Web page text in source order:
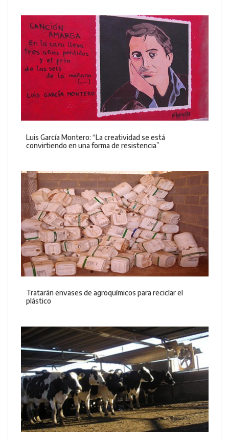
Luis García Montero: “La creatividad se está
convirtiendo en una forma de resistencia”
Tratarán envases de agroquímicos para reciclar el
plástico